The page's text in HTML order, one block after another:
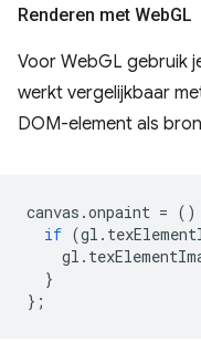
Renderen met WebGL
Voor WebGL gebruik
werkt vergelijkbaar
DOM-element als
canvas .onpaint = ()
if (gl .
gl .
}
};